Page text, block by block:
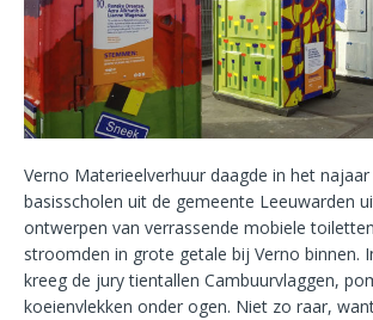
Verno Materieelverhuur daagde in het
basisscholen uit de gemeente Leeuwarden
ontwerpen van verrassende mobiele
stroomden in grote getale bij Verno binnen.
kreeg de jury tientallen Cambuurvlaggen,
koeienvlekken onder ogen. Niet zo raar,